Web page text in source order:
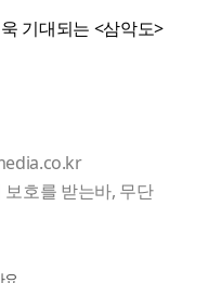
기대되는 <삼악도>
호를 받는바, 무단
요